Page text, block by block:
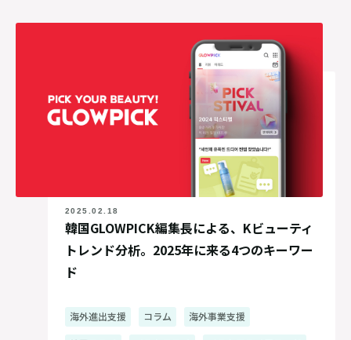
2025.02.18
韓国GLOWPICK編集長による、Kビューティ
トレンド分析。2025年に来る4つのキーワー
ド
海外進出支援 コラム 海外事業支援